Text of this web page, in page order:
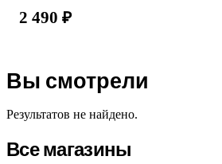
2 490 ₽
Вы смотрели
Результатов не найдено.
Все магазины